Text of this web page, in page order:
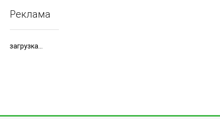
Реклама
загрузка...